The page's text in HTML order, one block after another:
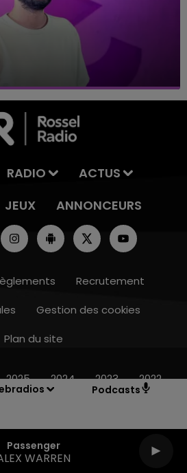
Podcasts
Passenger
WARREN
19h00 - 19h15
RADIO
ACTUS
JEUX ANNONCEURS
Recrutement
Gestion des cookies
Plan du site
2025 2024 2023 2022